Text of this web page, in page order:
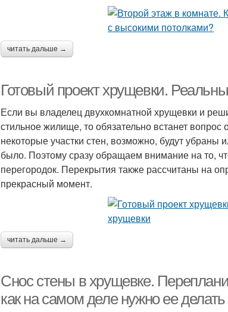
читать дальше →
Готовый проект хрущевки.
Если вы владелец двухкомнатной хрущевки и
стильное жилище, то обязательно встанет
некоторые участки стен, возможно, будут
было. Поэтому сразу обращаем внимание на то,
перегородок. Перекрытия также рассчитаны на
прекрасный момент.
читать дальше →
Снос стены в хрущевке.
как на самом деле нужно ее делать